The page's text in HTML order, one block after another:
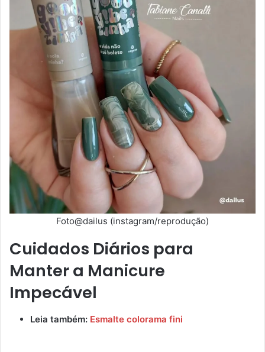
Foto@dailus (instagram/reprodução)
Cuidados Diários para
Manter a Manicure
Impecável
Leia também: Esmalte colorama fini